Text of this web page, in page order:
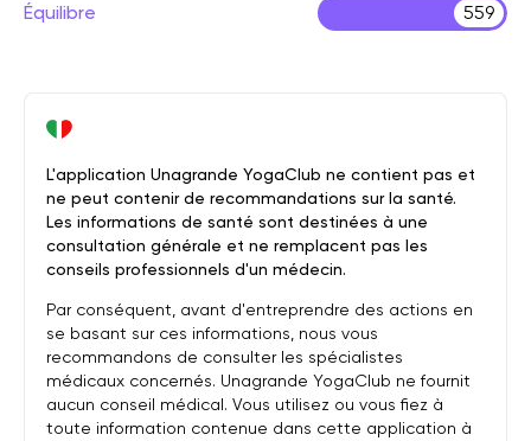
Équilibre 559
L'application Unagrande YogaClub ne contient pas et
ne peut contenir de recommandations sur la santé.
Les informations de santé sont destinées à une
consultation générale et ne remplacent pas les
conseils professionnels d'un médecin.
Par conséquent, avant d'entreprendre des actions en
se basant sur ces informations, nous vous
recommandons de consulter les spécialistes
médicaux concernés. Unagrande YogaClub ne fournit
aucun conseil médical. Vous utilisez ou vous fiez à
toute information contenue dans cette application à